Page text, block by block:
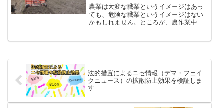
農業は大変な職業というイメージはあっ
ても、危険な職業というイメージはない
かもしれません。ところが、農作業中の
す。
法的措置によるニセ情報（デマ・フェイ
クニュース）の拡散防止効果を検証しま
す